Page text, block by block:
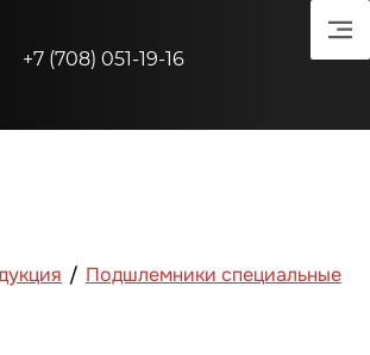
+7 (708) 051-19-16
/ Подшлемники специальные